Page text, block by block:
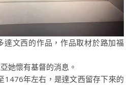
達文西的作品，作品取材於路加福
她懷有基督的消息。
1476年左右，是達文西留存下來的